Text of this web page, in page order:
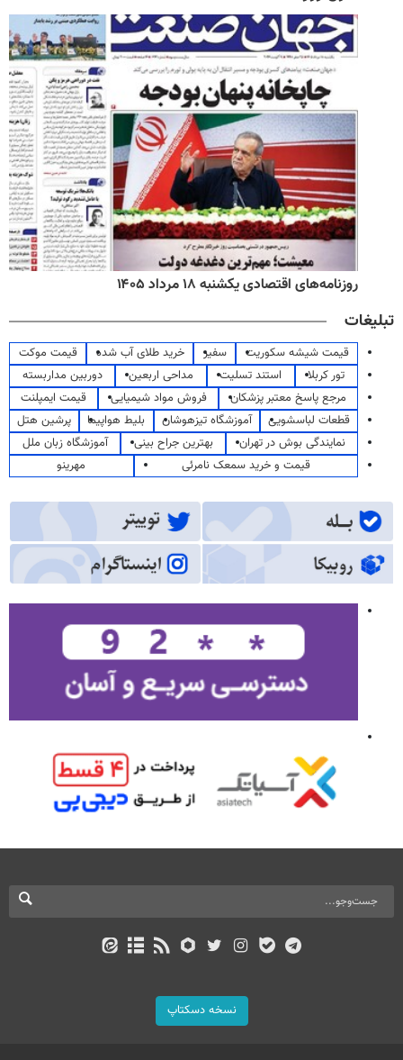
روزنامه‌های اقتصادی یکشنبه ۱۸ مرداد ۱۴۰۵
تبلیغات
قیمت شیشه سکوریت سفیر خرید طلای آب شده
قیمت موکت
تور کربلا
استند تسلیت مداحی اربعین
دوربین مداربسته
مرجع پاسخ معتبر پزشکان
فروش مواد شیمیایی
قیمت ایمپلنت
قطعات لباسشویی
آموزشگاه تیزهوشان بلیط هواپیما
پرشین هتل
نمایندگی بوش در تهران
بهترین جراح بینی
آموزشگاه زبان ملل
قیمت و خرید سمعک نامرئی
مهرینو
نسخه دسکتاپ